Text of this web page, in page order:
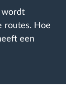
wordt
routes. Hoe
een